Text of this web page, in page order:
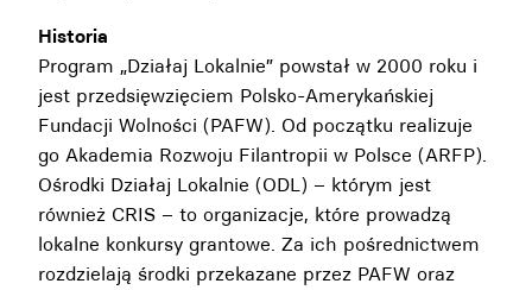
Historia
Program „Działaj Lokalnie” powstał w 2000 roku i
jest przedsięwzięciem Polsko-Amerykańskiej
Fundacji Wolności (PAFW). Od początku realizuje
go Akademia Rozwoju Filantropii w Polsce (ARFP).
Ośrodki Działaj Lokalnie (ODL) – którym jest
również CRIS – to organizacje, które prowadzą
lokalne konkursy grantowe. Za ich pośrednictwem
rozdzielają środki przekazane przez PAFW oraz